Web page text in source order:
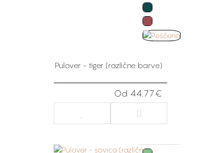
Pulover - tiger (različne barve)
Od 44.77€